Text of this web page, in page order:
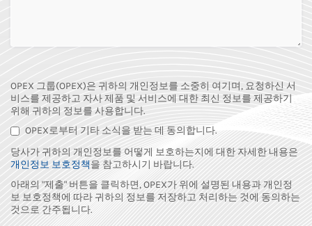
OPEX 그룹(OPEX)은 귀하의 개인정보를 소중히 여기며, 요청하신 서
비스를 제공하고 자사 제품 및 서비스에 대한 최신 정보를 제공하기
위해 귀하의 정보를 사용합니다.
OPEX로부터 기타 소식을 받는 데 동의합니다.
당사가 귀하의 개인정보를 어떻게 보호하는지에 대한 자세한 내용은
개인정보 보호정책을 참고하시기 바랍니다.
아래의 "제출" 버튼을 클릭하면, OPEX가 위에 설명된 내용과 개인정
보 보호정책에 따라 귀하의 정보를 저장하고 처리하는 것에 동의하는
것으로 간주됩니다.